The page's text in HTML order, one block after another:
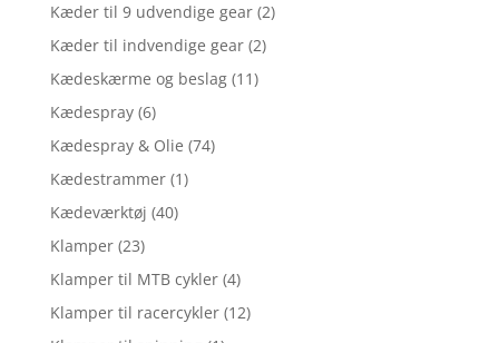
Kæder til 9 udvendige gear (2)
Kæder til indvendige gear (2)
Kædeskærme og beslag (11)
Kædespray (6)
Kædespray & Olie (74)
Kædestrammer (1)
Kædeværktøj (40)
Klamper (23)
Klamper til MTB cykler (4)
Klamper til racercykler (12)